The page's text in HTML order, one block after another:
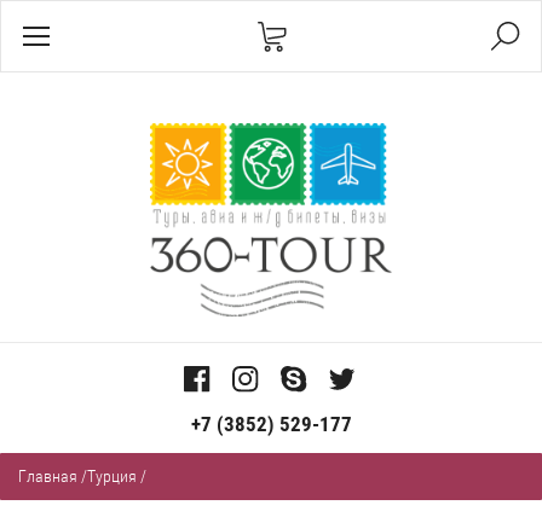
+7 (3852) 529-177
Главная /Турция /